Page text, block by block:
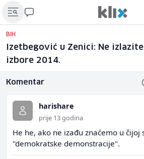
BIH
Izetbegović u Zenici: Ne
izbore 2014.
Komentar
harishare
prije 13 godina
He he, ako ne izađu znaćemo u čijoj
"demokratske demonstracije".